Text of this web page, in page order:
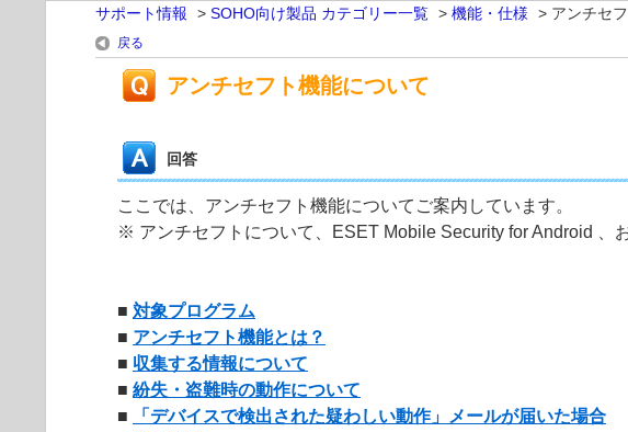
サポート情報 > SOHO向け製品 カテゴリー一覧 > 機能・仕様 > アンチセ
戻る
アンチセフト機能について
回答
ここでは、アンチセフト機能についてご案内しています。
※ アンチセフトについて、ESET Mobile Security for Android 、
■ 対象プログラム
■ アンチセフト機能とは？
■ 収集する情報について
■ 紛失・盗難時の動作について
■
「デバイスで検出された疑わしい動作」メールが届いた場合